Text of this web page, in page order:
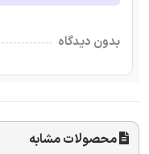
بدون دیدگاه
محصولات مشابه